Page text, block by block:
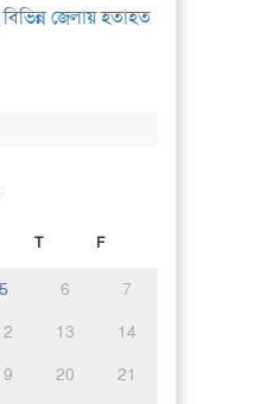
জেলায় হতাহত
T F
5 6
7
13
14
20
21